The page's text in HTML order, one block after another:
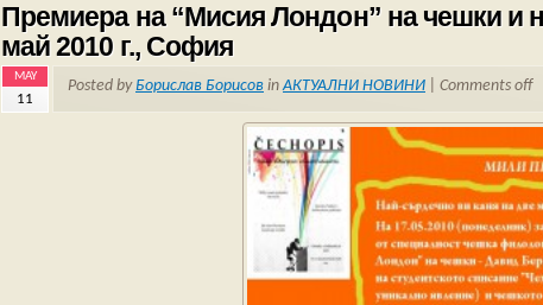
Премиера на “Мисия Лондон” на чешки и
май 2010 г., София
MAY
11
Posted byБорислав Борисов inАКТУАЛНИ НОВИНИ Comments off